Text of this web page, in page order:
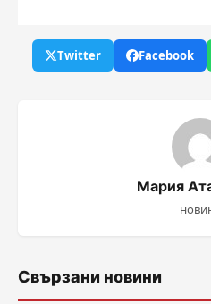
Twitter Facebook
Мария
Свързани новини